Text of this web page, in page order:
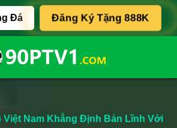
Đá Đăng Ký Tặng 888K
Việt Nam Khẳng Định Bản Lĩnh Với